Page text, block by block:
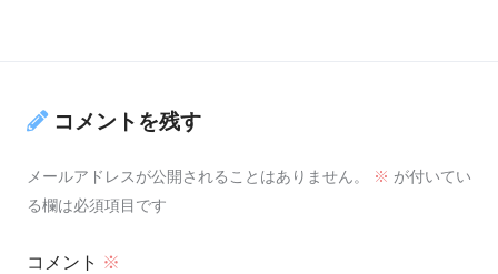
コメントを残す
メールアドレスが公開されることはありません。 ※ が付いてい
る欄は必須項目です
コメント ※